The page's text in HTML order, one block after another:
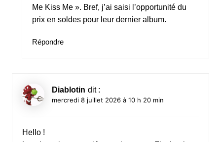
Me Kiss Me ». Bref, j’ai saisi l’opportunité du
prix en soldes pour leur dernier album.
Répondre
Diablotin dit :
mercredi 8 juillet 2026 à 10 h 20 min
Hello !